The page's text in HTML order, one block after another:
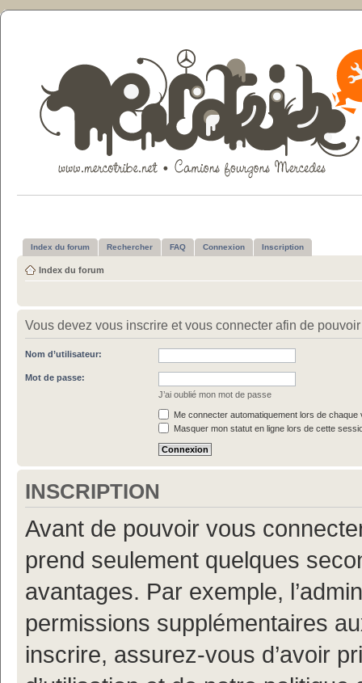
Index du forum Rechercher FAQ Connexion Inscription
Index du forum
Vous devez vous inscrire et vous connecter afin de
Nom d’utilisateur:
Mot de passe:
J’ai oublié mon mot de passe
Me connecter automatiquement lors de chaque
Masquer mon statut en ligne lors de cette
INSCRIPTION
Avant de pouvoir vous
prend seulement quelques
avantages. Par exemple,
permissions supplémentaires
inscrire, assurez-vous d’avoir